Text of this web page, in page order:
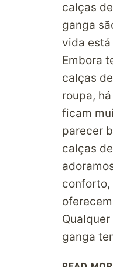
calças
ganga
vida
Embora
calças
roupa,
ficam
parecer
calças
conforto,
ganga